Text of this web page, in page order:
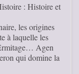
: Histoire et
les origines
à laquelle les
Agen
qui domine la